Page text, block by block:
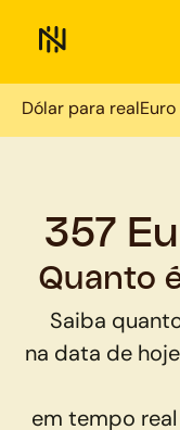
Dólar para real
357
Quanto
Saiba
na data de
em tempo